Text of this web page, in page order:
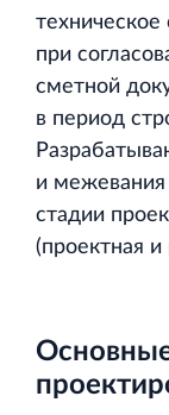
и
Несъёмная
при
сметной
в период
и
стадии
(проектная